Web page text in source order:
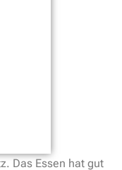
Das Essen hat gut